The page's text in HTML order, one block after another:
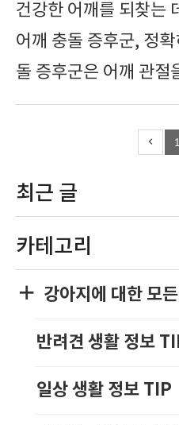
건강한 어깨를 되찾는
어깨 충돌 증후군, 정
돌 증후군은 어깨 관절
1
최근 글
카테고리
강아지에 대한 모
반려견 생활 정보
일상 생활 정보 TIP